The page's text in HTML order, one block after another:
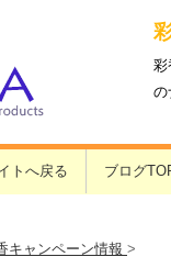
彩
の
トへ戻る ブログ
キャンペーン情報 >